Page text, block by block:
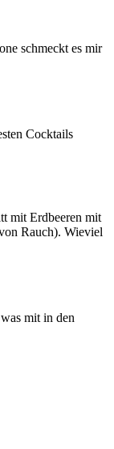
schmeckt es mir
Cocktails
mit Erdbeeren mit
Rauch). Wieviel
mit in den